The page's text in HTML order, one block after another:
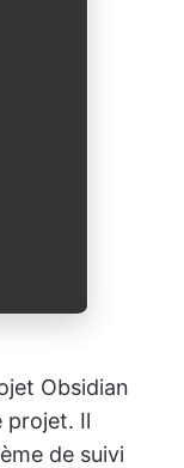
Obsidian
projet. Il
de suivi